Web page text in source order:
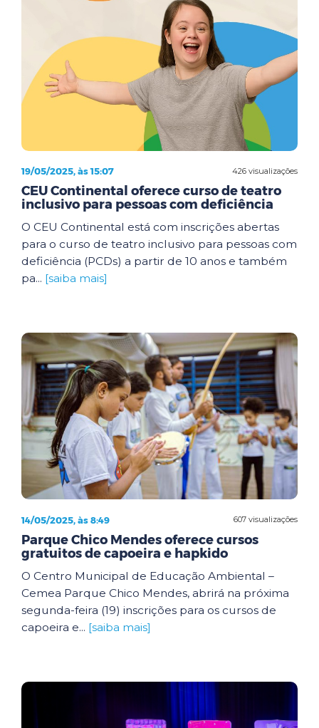
426 visualizações
19/05/2025, às 15:07
CEU Continental oferece curso de teatro
inclusivo para pessoas com deficiência
O CEU Continental está com inscrições abertas
para o curso de teatro inclusivo para pessoas com
deficiência (PCDs) a partir de 10 anos e também
pa... [saiba mais]
607 visualizações
14/05/2025, às 8:49
Parque Chico Mendes oferece cursos
gratuitos de capoeira e hapkido
O Centro Municipal de Educação Ambiental –
Cemea Parque Chico Mendes, abrirá na próxima
segunda-feira (19) inscrições para os cursos de
capoeira e... [saiba mais]